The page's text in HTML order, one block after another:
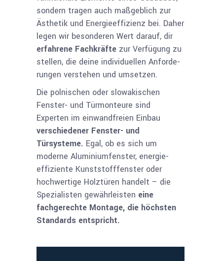
sondern tragen auch maßgeblich zur
Ästhetik und Energie­effizienz bei. Daher
legen wir besonderen Wert darauf, dir
erfah­rene Fachkräfte zur Verfügung zu
stellen, die deine individuellen Anforde­
rungen verstehen und umsetzen.
Die polnischen oder slowakischen
Fenster- und Türmonteure sind
Experten im einwandfreien Einbau
verschiedener Fenster- und
Türsysteme. Egal, ob es sich um
moderne Aluminiumfenster, energie­
effiziente Kunststoff­fenster oder
hochwertige Holztüren handelt – die
Spezialisten gewähr­leisten eine
fachgerechte Montage, die höchsten
Standards entspricht.